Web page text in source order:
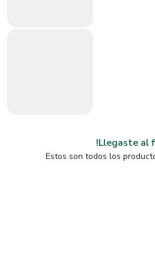
!Llegaste al
Estos son todos los